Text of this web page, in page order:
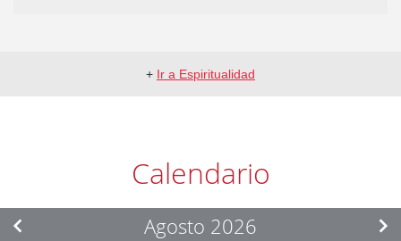
+ Ir a Espiritualidad
Calendario
Agosto 2026